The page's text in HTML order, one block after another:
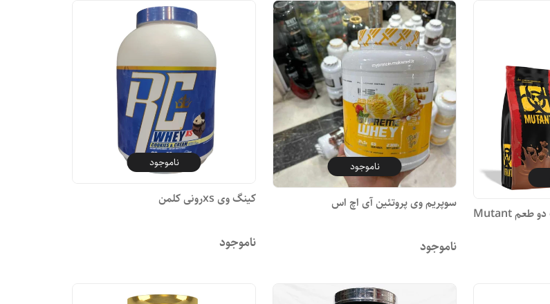
مکمل پروتئین وی موتانت دو طعم Mutant
ناموجود
سوپریم وی پروتئین آی اچ اس
ناموجود
ناموجود
کینگ وی xsرونی کلمن
ناموجود